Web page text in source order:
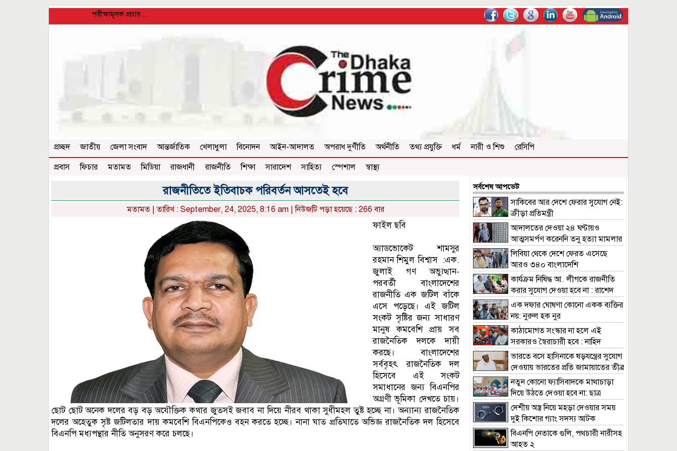
পরীক্ষামূলক প্রচার...
প্রচ্ছদ জাতীয় জেলা সংবাদ আন্তর্জাতিক খেলাধুলা বিনোদন আইন-আদালত অপরাধ দুর্ণীতি অর্থনীতি তথ্য প্রযুক্তি ধর্ম নারী ও শিশু
রেসিপি
প্রবাস
ফিচার মতামত মিডিয়া রাজধানী রাজনীতি শিক্ষা সারাদেশ সাহিত্য স্পেশাল স্বাস্থ্য
রাজনীতিতে ইতিবাচক পরিবর্তন আসতেই হবে
মতামত| তারিখ : September, 24, 2025, 8:16 am | নিউজটি পড়া হয়েছে : 266 বার
ফাইল ছবি
অ্যাডভোকেট শামসুর
রহমান শিমুল বিশ্বাস :এক.
জুলাই গণ অভ্যুত্থান-
পরবর্তী বাংলাদেশের
রাজনীতি এক জটিল বাঁকে
এসে পড়েছে। এই জটিল
সংকট সৃষ্টির জন্য সাধারণ
মানুষ কমবেশি প্রায় সব
রাজনৈতিক দলকে দায়ী
করছে। বাংলাদেশের
সর্ববৃহৎ রাজনৈতিক দল
হিসেবে এই সংকট
সমাধানের জন্য বিএনপির
অগ্রণী ভূমিকা দেখতে চায়।
ছোট ছোট অনেক দলের বড় বড় অযৌক্তিক কথার জুতসই জবাব না দিয়ে নীরব থাকা সুধীমহল তুষ্ট হচ্ছে না। অন্যান্য রাজনৈতিক
দলের অহেতুক সৃষ্ট জটিলতার দায় কমবেশি বিএনপিকেও বহন করতে হচ্ছে। নানা ঘাত প্রতিঘাতে অভিজ্ঞ রাজনৈতিক দল হিসেবে
বিএনপি মধ্যপন্থার নীতি অনুসরণ করে চলছে।
সর্বশেষ আপডেট
সাকিবের আর দেশে ফেরার সুযোগ নেই:
ক্রীড়া প্রতিমন্ত্রী
আদালতের দেওয়া ২৪ ঘণ্টায়ও
আত্মসমর্পণ করেননি তনু হত্যা মামলার
আসামি হাফিজলিবিয়া থেকে দেশে ফেরত এসেছে
আরও ৩৪০ বাংলাদেশি
কার্যক্রম নিষিদ্ধ আ. লীগকে রাজনীতি
করার সুযোগ দেওয়া হবে না : রাশেদ
খাঁন
এক দফার ঘোষণা কোনো একক ব্যক্তির
নয়: নুরুল হক নুর
কাঠামোগত সংস্কার না হলে এই
সরকারও স্বৈরাচারী হবে : নাহিদ
ইসলাম
ভারতে বসে হাসিনাকে ষড়যন্ত্রের সুযোগ
দেওয়ায় ভারতের প্রতি জামায়াতের তীব্র
নিন্দা
নতুন কোনো ফ্যাসিবাদকে মাথাচাড়া
দিয়ে উঠতে দেওয়া হবে না: ছাত্র
জমিয়ত
দেশীয় অস্ত্র নিয়ে মহড়া দেওয়ার সময়
দুই কিশোর গ্যাং সদস্য আটক
বিএনপি নেতাকে গুলি, পথচারী নারীসহ
আহত ২